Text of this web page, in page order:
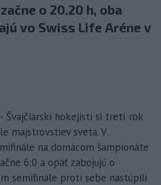
o 20.20 h, oba
vo Swiss Life Aréne v
- Švajčiarski hokejisti si tretí rok
majstrovstiev sveta. V
na domácom šampionáte
6:0 a opäť zabojujú o
semifinále proti sebe nastúpili